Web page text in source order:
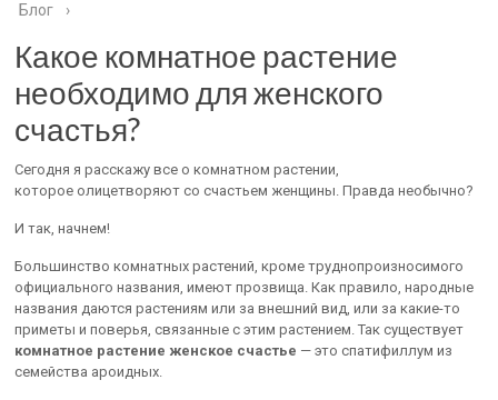
Блог ›
Какое комнатное растение
необходимо для женского
счастья?
Сегодня я расскажу все о комнатном растении,
которое олицетворяют со счастьем женщины. Правда необычно?
И так, начнем!
Большинство комнатных растений, кроме труднопроизносимого
официального названия, имеют прозвища. Как правило, народные
названия даются растениям или за внешний вид, или за какие-то
приметы и поверья, связанные с этим растением. Так существует
комнатное растение женское счастье — это спатифиллум из
семейства ароидных.